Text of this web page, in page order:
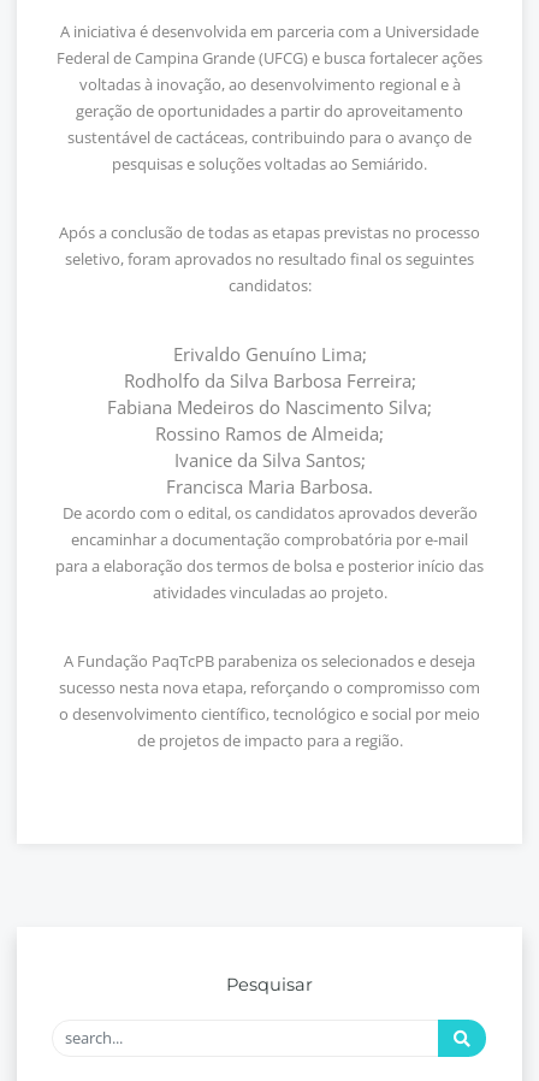
A iniciativa é desenvolvida em parceria com a Universidade
Federal de Campina Grande (UFCG) e busca fortalecer ações
voltadas à inovação, ao desenvolvimento regional e à
geração de oportunidades a partir do aproveitamento
sustentável de cactáceas, contribuindo para o avanço de
pesquisas e soluções voltadas ao Semiárido.
Após a conclusão de todas as etapas previstas no processo
seletivo, foram aprovados no resultado final os seguintes
candidatos:
Erivaldo Genuíno Lima;
Rodholfo da Silva Barbosa Ferreira;
Fabiana Medeiros do Nascimento Silva;
Rossino Ramos de Almeida;
Ivanice da Silva Santos;
Francisca Maria Barbosa.
De acordo com o edital, os candidatos aprovados deverão
encaminhar a documentação comprobatória por e-mail
para a elaboração dos termos de bolsa e posterior início das
atividades vinculadas ao projeto.
A Fundação PaqTcPB parabeniza os selecionados e deseja
sucesso nesta nova etapa, reforçando o compromisso com
o desenvolvimento científico, tecnológico e social por meio
de projetos de impacto para a região.
Pesquisar